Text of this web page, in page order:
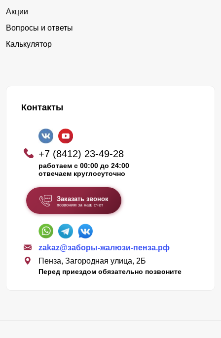
Акции
Вопросы и ответы
Калькулятор
Контакты
+7 (8412) 23-49-28
работаем с 00:00 до 24:00
отвечаем круглосуточно
Заказать звонок
позвоним за наш счет
zakaz@заборы-жалюзи-пенза.рф
Пенза, Загородная улица, 2Б
Перед приездом обязательно позвоните